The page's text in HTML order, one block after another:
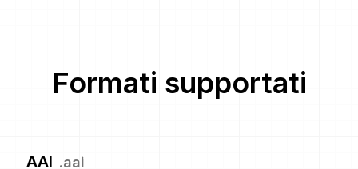
Formati supportati
AAI .aai